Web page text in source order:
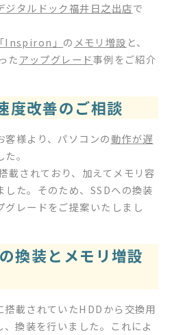
タルドック福井日之出店で
Inspiron」 の メモリ増設 と、
たアップグレード事例をご紹介
度改善のご相談
様より、パソコンの動作が遅
。
載されており、加えてメモリ容
た。そのため、SSDへの換装
グレードをご提案いたしまし
換装とメモリ増設
搭載されていたHDDから交換用
換装を行いました。これによ